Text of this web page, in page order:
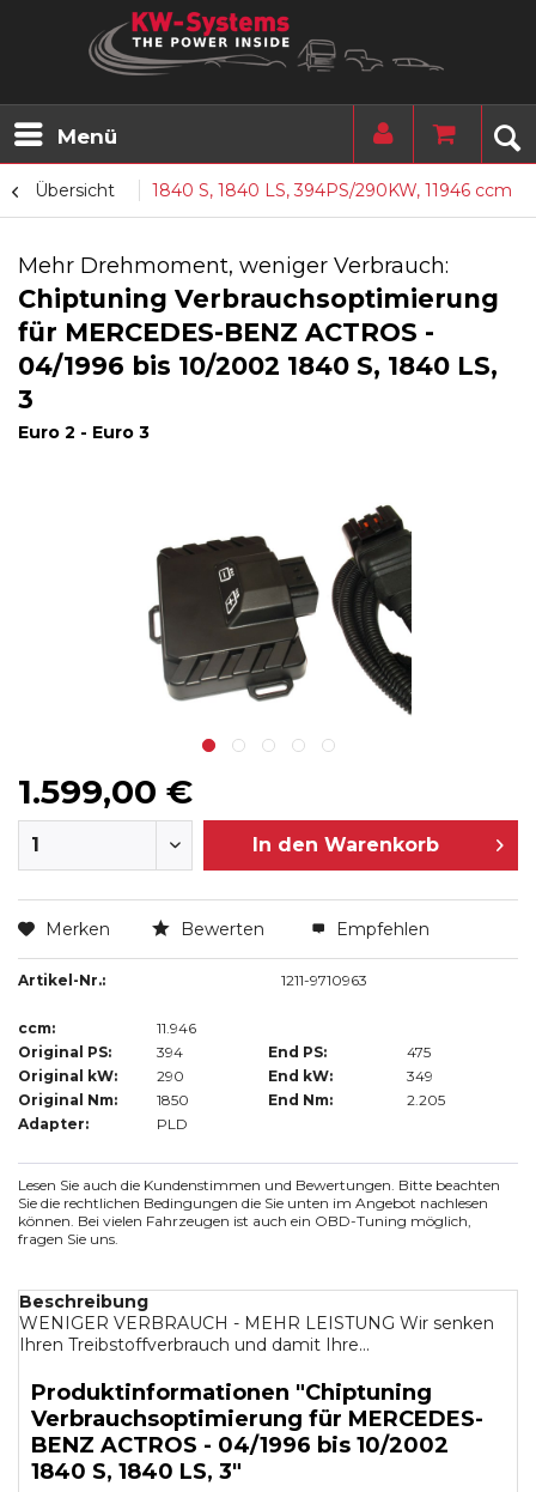
Menü
Übersicht 1840 S, 1840 LS, 394PS/290KW, 11946 ccm
Mehr Drehmoment, weniger Verbrauch:
Chiptuning Verbrauchsoptimierung
für MERCEDES-BENZ ACTROS -
04/1996 bis 10/2002 1840 S, 1840 LS,
3
Euro 2 - Euro 3
1.599,00 €
In den Warenkorb
Merken Bewerten Empfehlen
Artikel-Nr.: 1211-9710963
ccm:
11.946
Original PS:
394 End PS:
475
Original kW:
290 End kW:
349
Original Nm:
1850 End Nm:
2.205
Adapter:
PLD
Lesen Sie auch die Kundenstimmen und Bewertungen. Bitte beachten
Sie die rechtlichen Bedingungen die Sie unten im Angebot nachlesen
können. Bei vielen Fahrzeugen ist auch ein OBD-Tuning möglich,
fragen Sie uns.
Beschreibung
WENIGER VERBRAUCH - MEHR LEISTUNG Wir senken
Ihren Treibstoffverbrauch und damit Ihre...
Produktinformationen "Chiptuning
Verbrauchsoptimierung für MERCEDES-
BENZ ACTROS - 04/1996 bis 10/2002
1840 S, 1840 LS, 3"